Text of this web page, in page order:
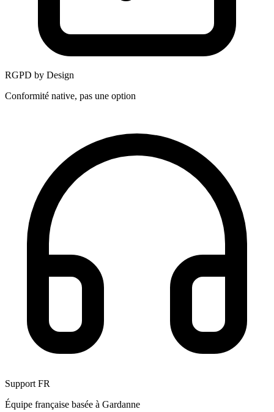
RGPD by Design
Conformité native, pas une option
Support FR
Équipe française basée à Gardanne